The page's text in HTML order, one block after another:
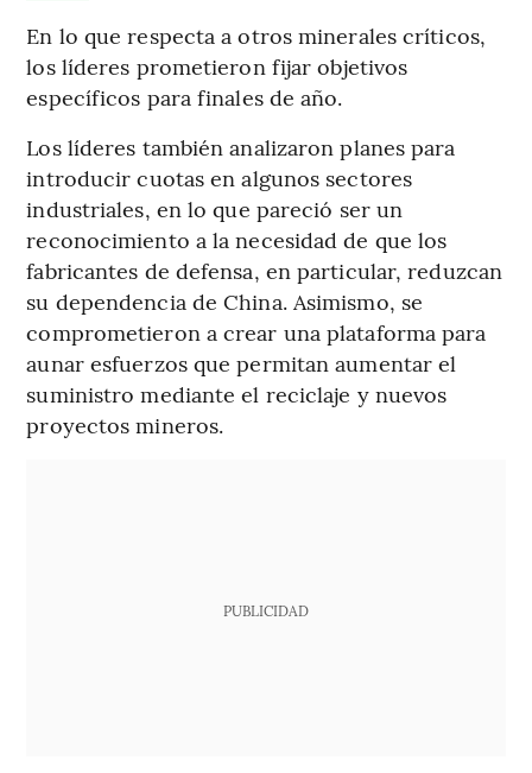
En lo que respecta a otros minerales críticos,
los líderes prometieron fijar objetivos
específicos para finales de año.
Los líderes también analizaron planes para
introducir cuotas en algunos sectores
industriales, en lo que pareció ser un
reconocimiento a la necesidad de que los
fabricantes de defensa, en particular, reduzcan
su dependencia de China. Asimismo, se
comprometieron a crear una plataforma para
aunar esfuerzos que permitan aumentar el
suministro mediante el reciclaje y nuevos
proyectos mineros.
PUBLICIDAD